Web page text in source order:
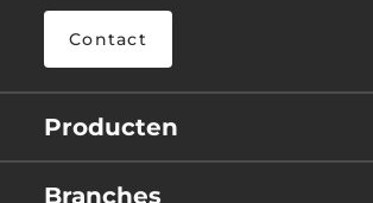
Contact
Producten
Branches